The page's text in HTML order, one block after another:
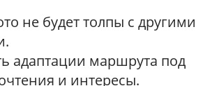
не будет толпы с другими
адаптации маршрута под
и интересы.